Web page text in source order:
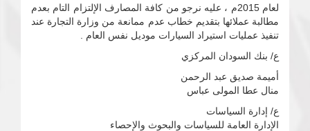
لعام 2015م ، عليه نرجو من كافة المصارف الإلتزام التام بعدم
مطالبة عملائها بتقديم خطاب عدم ممانعة من وزارة التجارة عند
تنفيذ عمليات استيراد السيارات موديل نفس العام .
ع/ بنك السودان المركزي
أميمة صديق عبد الرحمن
منال عطا المولى عباس
ع/ إدارة السياسات
الإدارة العامة للسياسات والبحوث والإحصاء